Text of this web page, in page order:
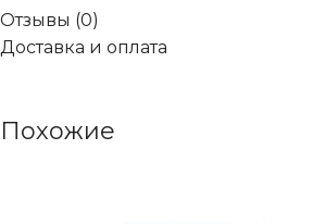
Отзывы (0)
Доставка и оплата
Похожие